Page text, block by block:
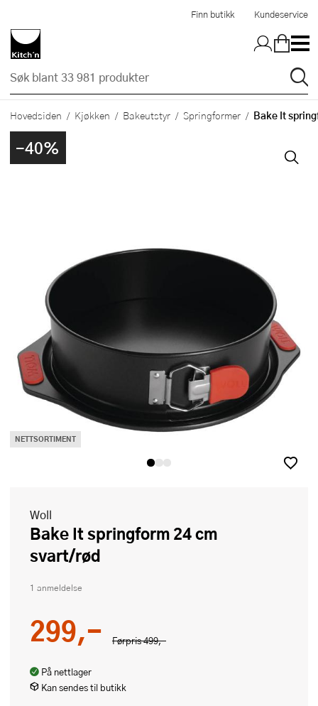
Finn butikk Kundeservice
Hovedsiden Kjøkken Bakeutstyr Springformer Bake It
-40%
NETTSORTIMENT
Woll
Bake It springform 24 cm
svart/rød
1 anmeldelse
Førpris499,-
299,-
På nettlager
Kan sendes til butikk